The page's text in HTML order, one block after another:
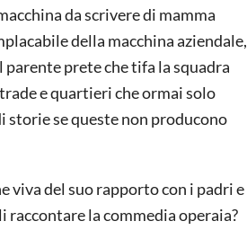
da scrivere di mamma
della macchina aziendale,
parente prete che tifa la squadra
e quartieri che ormai solo
storie se queste non producono
viva del suo rapporto con i padri e
raccontare la commedia operaia?